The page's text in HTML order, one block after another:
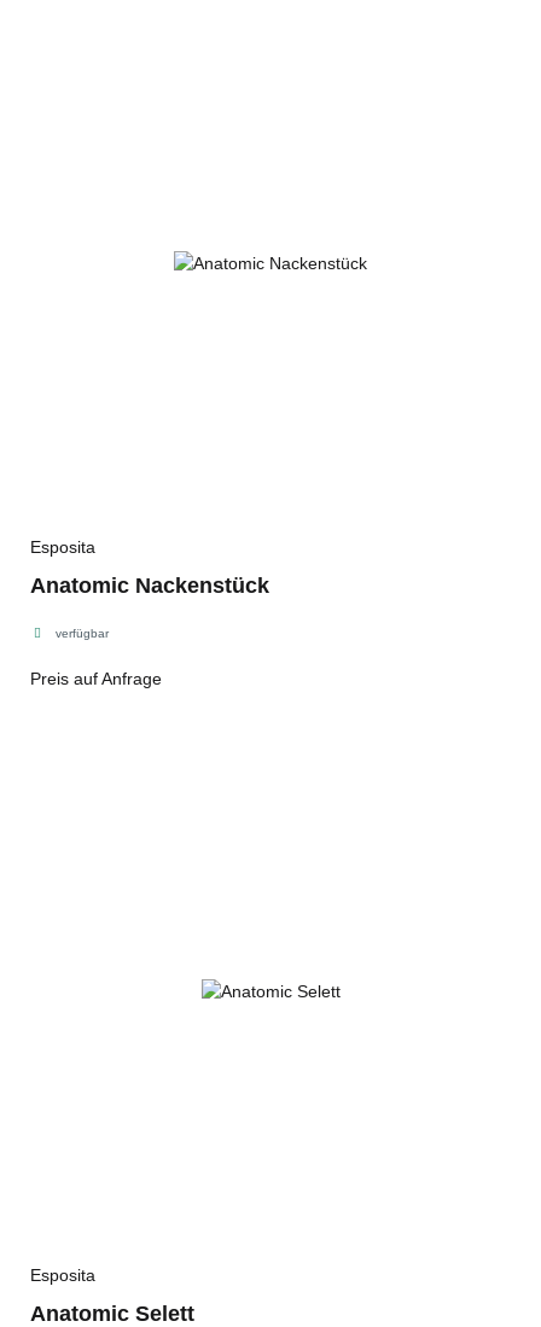
Esposita
Anatomic Nackenstück
verfügbar
Preis auf Anfrage
Esposita
Anatomic Selett